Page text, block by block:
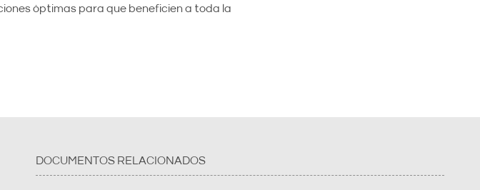
óptimas para que beneficien a toda la
DOCUMENTOS RELACIONADOS